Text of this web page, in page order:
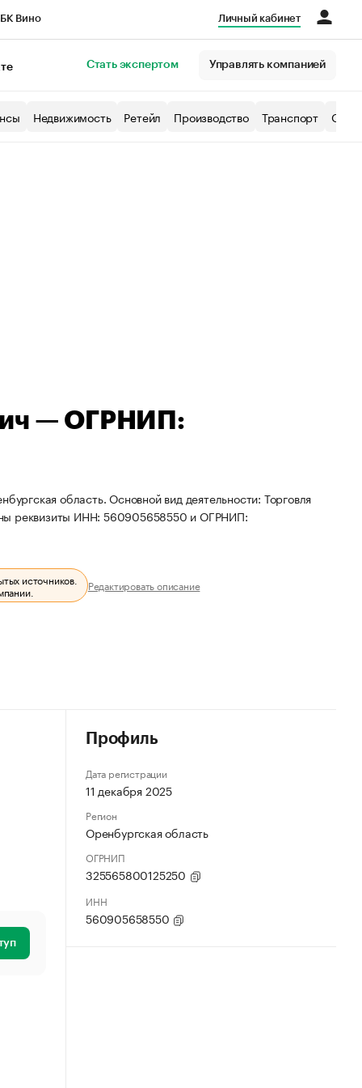
Вино Личный кабинет
Стать экспертом Управлять компанией
Недвижимость Ретейл Производство Транспорт
— ОГРНИП:
область. Основной вид деятельности: Торговля
реквизиты ИНН: 560905658550 и ОГРНИП:
источников.
Редактировать описание
Профиль
Дата регистрации
11 декабря 2025
Регион
Оренбургская область
ОГРНИП
325565800125250
ИНН
560905658550